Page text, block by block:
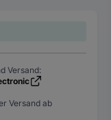
Versand:
Versand ab